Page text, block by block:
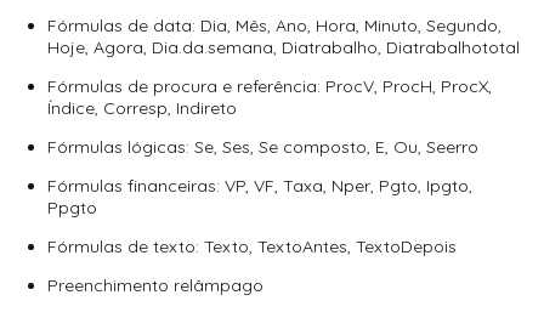
Fórmulas de data: Dia, Mês, Ano, Hora, Minuto, Segundo,
Hoje, Agora, Dia.da.semana, Diatrabalho, Diatrabalhototal
Fórmulas de procura e referência: ProcV, ProcH, ProcX,
Índice, Corresp, Indireto
Fórmulas lógicas: Se, Ses, Se composto, E, Ou, Seerro
Fórmulas financeiras: VP, VF, Taxa, Nper, Pgto, Ipgto,
Ppgto
Fórmulas de texto: Texto, TextoAntes, TextoDepois
Preenchimento relâmpago